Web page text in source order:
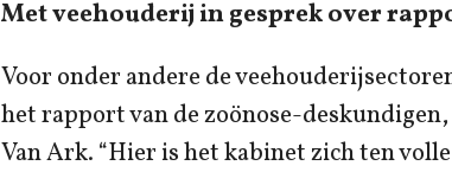
Met veehouderij in gesprek over
Voor onder andere de
het rapport van de zoönose-
Van Ark. “Hier is het kabinet zich ten